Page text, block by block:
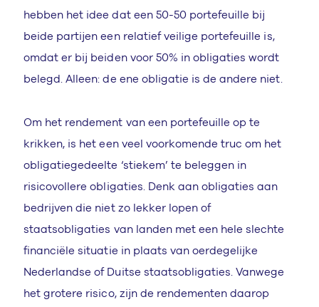
hebben het idee dat een 50-50 portefeuille bij
beide partijen een relatief veilige portefeuille is,
omdat er bij beiden voor 50% in obligaties wordt
belegd. Alleen: de ene obligatie is de andere niet.
Om het rendement van een portefeuille op te
krikken, is het een veel voorkomende truc om het
obligatiegedeelte ‘stiekem’ te beleggen in
risicovollere obligaties. Denk aan obligaties aan
bedrijven die niet zo lekker lopen of
staatsobligaties van landen met een hele slechte
financiële situatie in plaats van oerdegelijke
Nederlandse of Duitse staatsobligaties. Vanwege
het grotere risico, zijn de rendementen daarop